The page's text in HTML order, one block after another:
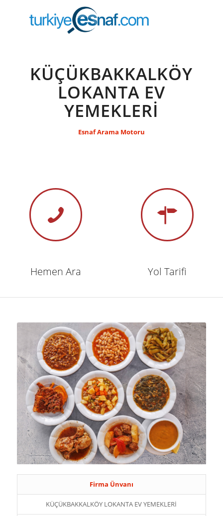
KÜÇÜKBAKKALKÖY
LOKANTA EV
YEMEKLERİ
Esnaf Arama Motoru
Hemen Ara Yol Tarifi
Firma Ünvanı
KÜÇÜKBAKKALKÖY LOKANTA EV YEMEKLERİ